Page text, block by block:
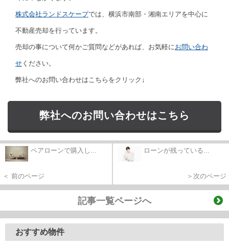
株式会社ランドスケープでは、横浜市南部・湘南エリアを中心に
不動産売却を行っています。
売却の事について何かご質問などがあれば、お気軽に お問い合わ
せ ください。
弊社へのお問い合わせはこちらをクリック↓
弊社へのお問い合わせはこちら
ペアローンで購入し...
＜ 前のページ
ローンが残っている...
＞次のページ
記事一覧ページへ
おすすめ物件